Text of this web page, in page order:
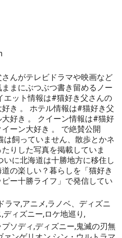
んがテレビドラマや映画など
まにぶつぶつ書き留めるノー
エット情報は#猫好き父さんの
好き 。 ホテル情報は#猫好き父
大好き 。 クイーン情報は#猫好
ーン大好き 。 で絶賛公開
は飼っていません、散歩とかネ
りした写真を掲載していま
いに北海道は十勝地方に移住し
道の楽しい？暮らしを「猫好き
ー十勝ライフ」で発信してい
ラマ,アニメ,ラノベ、ディズニ
ディズニー,ロケ地巡り,
ソディ,ディズニー,鬼滅の刃無